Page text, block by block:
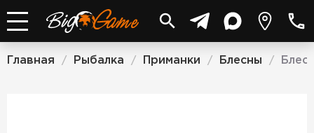
Главная / Рыбалка / Приманки / Блесны /